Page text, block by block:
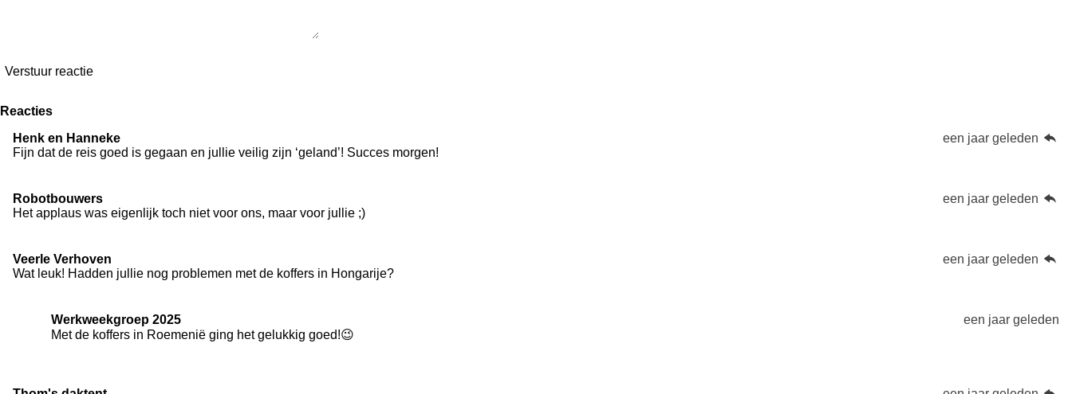
Verstuur reactie
Reacties
Henk en Hanneke
een jaar geleden
Fijn dat de reis goed is gegaan en jullie veilig zijn ‘geland’! Succes morgen!
Robotbouwers
een jaar geleden
Het applaus was eigenlijk toch niet voor ons, maar voor jullie ;)
Veerle Verhoven
een jaar geleden
Wat leuk! Hadden jullie nog problemen met de koffers in Hongarije?
Werkweekgroep 2025
een jaar geleden
Met de koffers in Roemenië ging het gelukkig goed!😉